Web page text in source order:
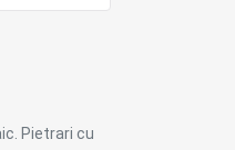
Pietrari cu